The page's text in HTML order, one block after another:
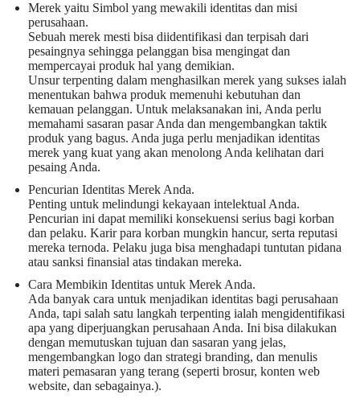
Merek yaitu Simbol yang mewakili identitas dan misi
perusahaan.
Sebuah merek mesti bisa diidentifikasi dan terpisah dari
pesaingnya sehingga pelanggan bisa mengingat dan
mempercayai produk hal yang demikian.
Unsur terpenting dalam menghasilkan merek yang sukses ialah
menentukan bahwa produk memenuhi kebutuhan dan
kemauan pelanggan. Untuk melaksanakan ini, Anda perlu
memahami sasaran pasar Anda dan mengembangkan taktik
produk yang bagus. Anda juga perlu menjadikan identitas
merek yang kuat yang akan menolong Anda kelihatan dari
pesaing Anda.
Pencurian Identitas Merek Anda.
Penting untuk melindungi kekayaan intelektual Anda.
Pencurian ini dapat memiliki konsekuensi serius bagi korban
dan pelaku. Karir para korban mungkin hancur, serta reputasi
mereka ternoda. Pelaku juga bisa menghadapi tuntutan pidana
atau sanksi finansial atas tindakan mereka.
Cara Membikin Identitas untuk Merek Anda.
Ada banyak cara untuk menjadikan identitas bagi perusahaan
Anda, tapi salah satu langkah terpenting ialah mengidentifikasi
apa yang diperjuangkan perusahaan Anda. Ini bisa dilakukan
dengan memutuskan tujuan dan sasaran yang jelas,
mengembangkan logo dan strategi branding, dan menulis
materi pemasaran yang terang (seperti brosur, konten web
website, dan sebagainya.).